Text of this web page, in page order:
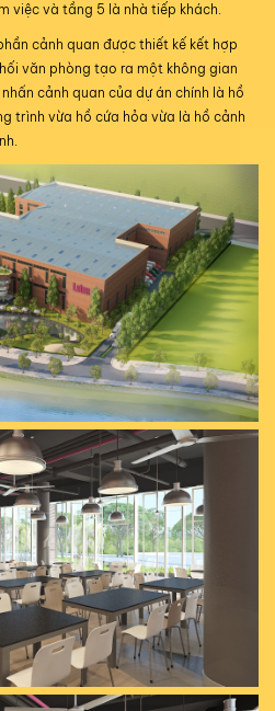
việc và tầng 5 là nhà tiếp khách.
cảnh quan được thiết kế kết hợp
văn phòng tạo ra một không gian
cảnh quan của dự án chính là hồ
trình vừa hồ cứa hỏa vừa là hồ cảnh